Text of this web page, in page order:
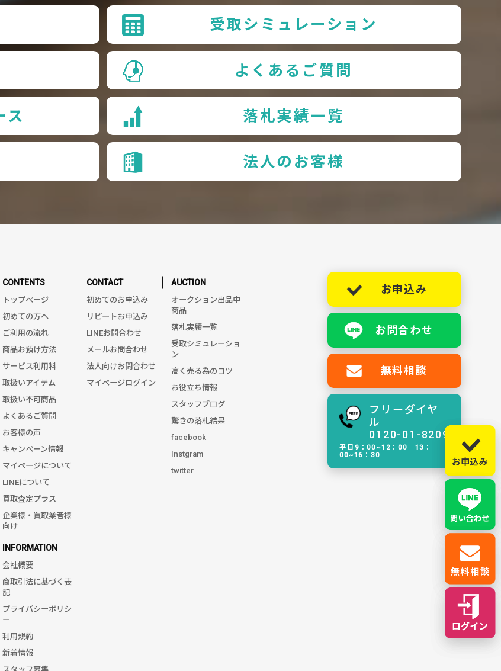
受取シミュレーション
よくあるご質問
ス 落札実績一覧
法人のお客様
CONTENTS
トップページ
初めての方へ
ご利用の流れ
商品お預け方法
サービス利用料
取扱いアイテム
取扱い不可商品
よくあるご質問
お客様の声
キャンペーン情報
マイページについて
LINEについて
買取査定プラス
企業様・買取業者様
向け
CONTACT
初めてのお申込み
リピートお申込み
LINEお問合わせ
メールお問合わせ
法人向けお問合わせ
マイページログイン
AUCTION
オークション出品中
商品
落札実績一覧
受取シミュレーショ
ン
高く売る為のコツ
お役立ち情報
スタッフブログ
驚きの落札結果
facebook
Instgram
twitter
INFORMATION
会社概要
商取引法に基づく表
記
プライバシーポリシ
ー
利用規約
新着情報
お申込み
お問合わせ
無料相談
フリーダイヤ
ル
0120-01-8209
平日9：00~12：00 13：
00~16：30